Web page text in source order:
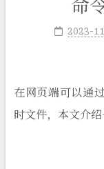
命
2023-
在网页端可以通过
时文件，本文介